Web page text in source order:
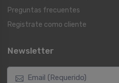
Preguntas frecuentes
Registrate como cliente
Newsletter